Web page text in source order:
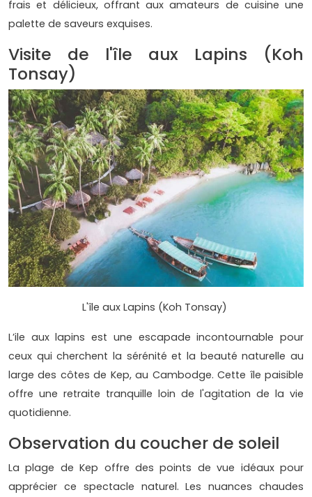
frais et délicieux, offrant aux amateurs de cuisine une
palette de saveurs exquises.
Visite de l'île aux Lapins (Koh
Tonsay)
L'île aux Lapins (Koh Tonsay)
L’ile aux lapins est une escapade incontournable pour
ceux qui cherchent la sérénité et la beauté naturelle au
large des côtes de Kep, au Cambodge. Cette île paisible
offre une retraite tranquille loin de l'agitation de la vie
quotidienne.
Observation du coucher de soleil
La plage de Kep offre des points de vue idéaux pour
apprécier ce spectacle naturel. Les nuances chaudes